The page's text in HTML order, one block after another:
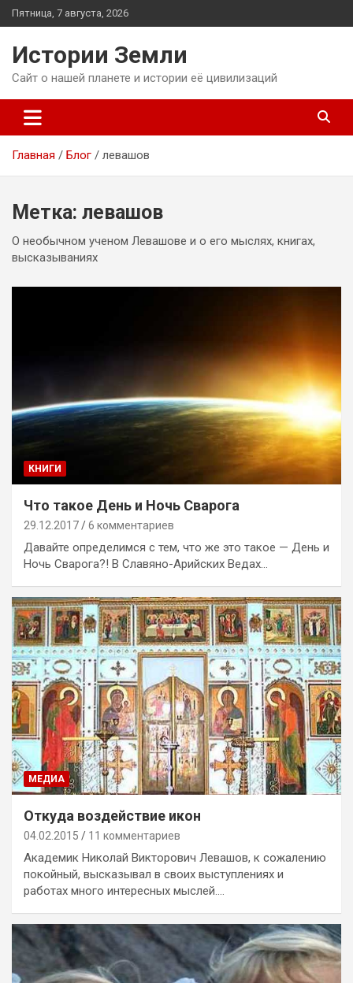
Перейти
к
Пятница, 7 августа, 2026
Истории Земли
Сайт о нашей планете и истории её цивилизаций
Главная Блог левашов
Метка: левашов
О необычном ученом Левашове и о его мыслях, книгах,
высказываниях
КНИГИ
Что такое День и Ночь Сварога
29.12.2017 6 комментариев
Давайте определимся с тем, что же это такое — День и
Ночь Сварога?! В Славяно-Арийских Ведах…
МЕДИА
Откуда воздействие икон
04.02.2015 11 комментариев
Академик Николай Викторович Левашов, к сожалению
покойный, высказывал в своих выступлениях и
работах много интересных мыслей.…